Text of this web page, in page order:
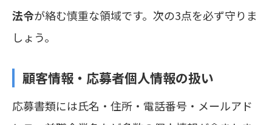
法令が絡む慎重な領域です。次の3点を必ず守りま
しょう。
顧客情報・応募者個人情報の扱い
応募書類には氏名・住所・電話番号・メールアド